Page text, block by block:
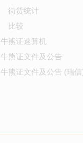
街货统计
比较
牛熊证速算机
牛熊证文件及公告
牛熊证文件及公告 (瑞信